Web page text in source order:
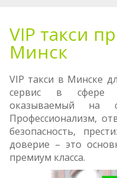
VIP такси
Минск
VIP такси в Минcке
сервис в сфере
оказываемый на
Профессионализм,
безопасность,
доверие – это
премиум класса.